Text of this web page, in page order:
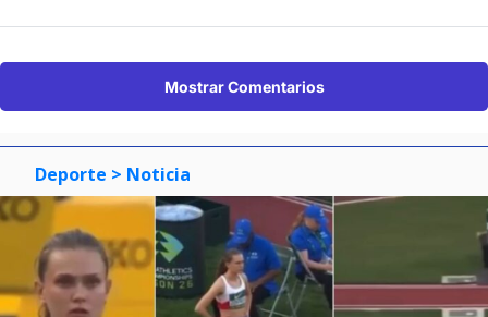
Mostrar Comentarios
Deporte > Noticia